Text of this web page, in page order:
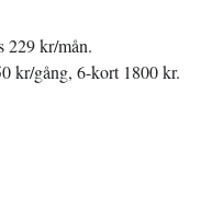
229 kr/mån.
kr/gång, 6-kort 1800 kr.